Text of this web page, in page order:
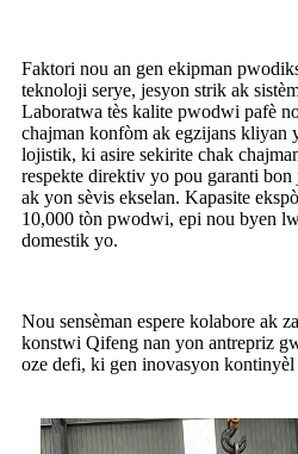
Faktori nou an gen ekipman
teknoloji serye, jesyon strik ak
Laboratwa tès kalite pwodwi pafè
chajman konfòm ak egzijans kliyan
lojistik, ki asire sekirite chak
respekte direktiv yo pou garanti
ak yon sèvis ekselan. Kapasite
10,000 tòn pwodwi, epi nou byen
domestik yo.
Nou sensèman espere kolabore ak
konstwi Qifeng nan yon antrepriz
oze defi, ki gen inovasyon